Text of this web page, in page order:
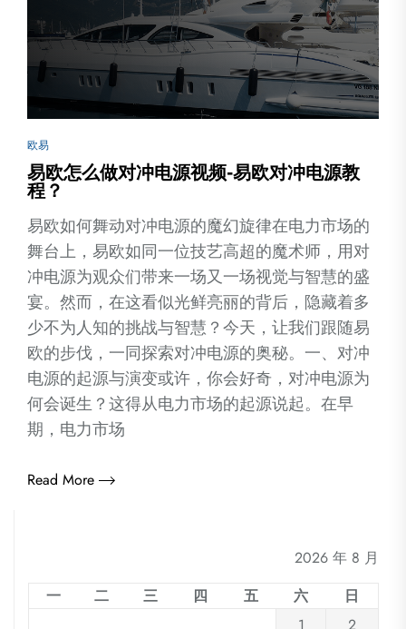
欧易
易欧怎么做对冲电源视频-易欧对冲电源教
程？
易欧如何舞动对冲电源的魔幻旋律在电力市场的
舞台上，易欧如同一位技艺高超的魔术师，用对
冲电源为观众们带来一场又一场视觉与智慧的盛
宴。然而，在这看似光鲜亮丽的背后，隐藏着多
少不为人知的挑战与智慧？今天，让我们跟随易
欧的步伐，一同探索对冲电源的奥秘。一、对冲
电源的起源与演变或许，你会好奇，对冲电源为
何会诞生？这得从电力市场的起源说起。在早
期，电力市场
Read More
2026 年 8 月
一
二 三 四 五 六
日